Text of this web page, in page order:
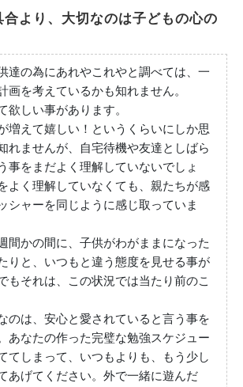
合より、大切なのは子どもの心の
達の為にあれやこれやと調べては、一
画を考えているかも知れません。
欲しい事があります。
増えて嬉しい！というくらいにしか思
れませんが、自宅待機や友達としばら
事をまだよく理解していないでしょ
よく理解していなくても、親たちが感
シャーを同じように感じ取っていま
間かの間に、子供がわがままになった
りと、いつもと違う態度を見せる事が
もそれは、この状況では当たり前のこ
のは、安心と愛されていると言う事を
あなたの作った完璧な勉強スケジュー
てしまって、いつもよりも、もう少し
あげてください。外で一緒に遊んだ